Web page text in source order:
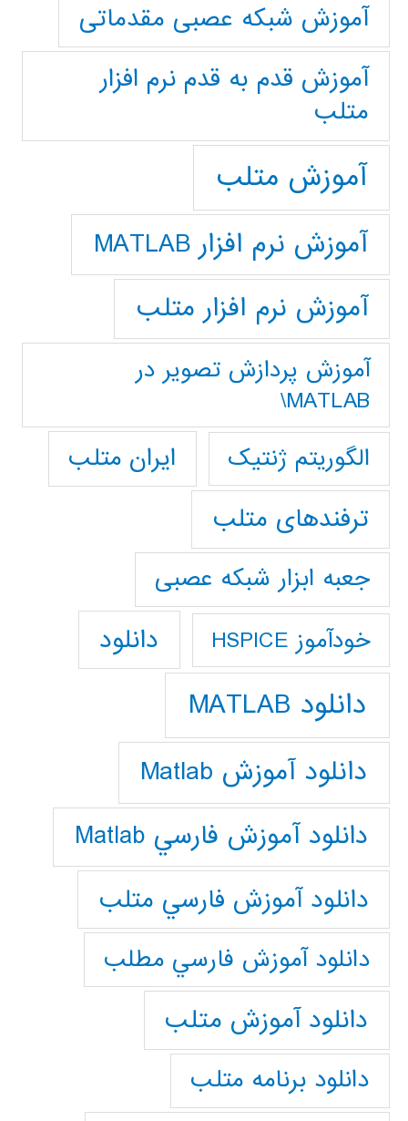
آموزش شبکه عصبی مقدماتی
آموزش قدم به قدم نرم افزار
متلب
آموزش متلب
آموزش نرم افزار MATLAB
آموزش نرم افزار متلب
آموزش پردازش تصوير در
MATLAB\
الگوریتم ژنتیک
ایران متلب
ترفندهای متلب
جعبه ابزار شبکه عصبی
خودآموز HSPICE دانلود
دانلود MATLAB
دانلود آموزش Matlab
دانلود آموزش فارسي Matlab
دانلود آموزش فارسي متلب
دانلود آموزش فارسي مطلب
دانلود آموزش متلب
دانلود برنامه متلب